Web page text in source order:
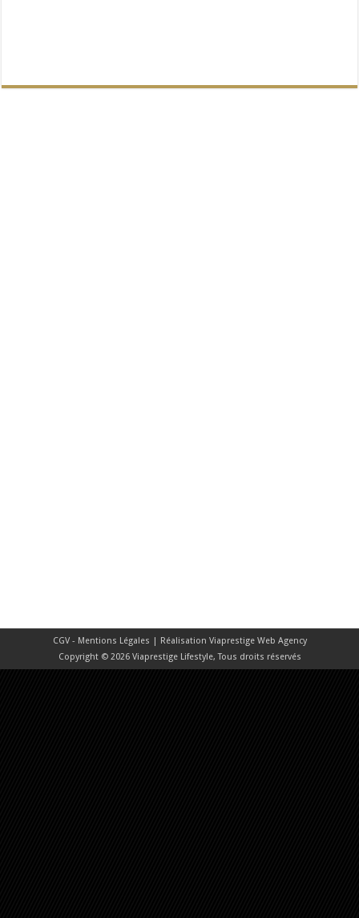
CGV - Mentions Légales | Réalisation Viaprestige Web Agency
Copyright © 2026 Viaprestige Lifestyle, Tous droits réservés